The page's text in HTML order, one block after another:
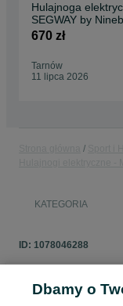
Hulajnoga
SEGWAY by
Max G30D II. 22
670 zł
Tarnów
11 lipca 2026
KATEGORIA
ID: 1078046288
Dbamy o